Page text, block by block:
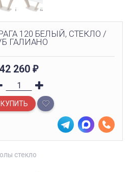
120 БЕЛЫЙ, СТЕКЛО /
ГАЛИАНО
42 260 ₽
КУПИТЬ
стекло